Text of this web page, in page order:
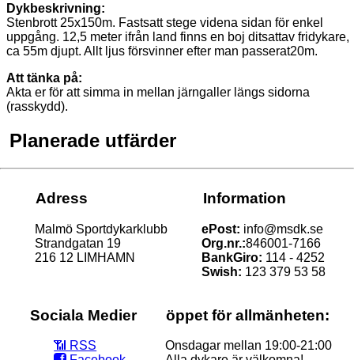
Dykbeskrivning:
Stenbrott 25x150m. Fastsatt stege videna sidan för enkel
uppgång. 12,5 meter ifrån land finns en boj ditsattav fridykare,
ca 55m djupt. Allt ljus försvinner efter man passerat20m.
Att tänka på:
Akta er för att simma in mellan järngaller längs sidorna
(rasskydd).
Planerade utfärder
Adress
Malmö Sportdykarklubb
Strandgatan 19
216 12 LIMHAMN
Information
ePost: info@msdk.se
Org.nr.:846001-7166
BankGiro: 114 - 4252
Swish: 123 379 53 58
Sociala Medier
📶‭ RSS
öppet för allmänheten:
Onsdagar mellan 19:00-21:00